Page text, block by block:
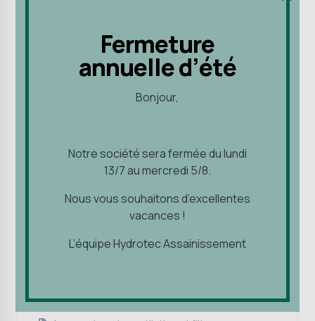
Fermeture
annuelle d’été
Bonjour,
Notre société sera fermée du lundi
13/7 au mercredi 5/8.
Nous vous souhaitons d’excellentes
vacances !
L’équipe Hydrotec Assainissement
Fermeture
annuelle d’été
Bonjour,
Notre société sera fermée du lundi
13/7 au mercredi 5/8.
Nous vous souhaitons d’excellentes
vacances !
L’équipe Hydrotec Assainissement